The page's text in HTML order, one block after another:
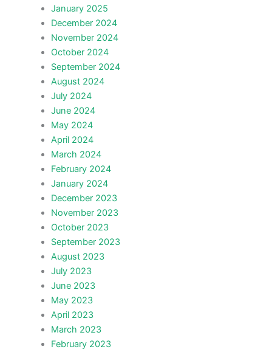
January 2025
December 2024
November 2024
October 2024
September 2024
August 2024
July 2024
June 2024
May 2024
April 2024
March 2024
February 2024
January 2024
December 2023
November 2023
October 2023
September 2023
August 2023
July 2023
June 2023
May 2023
April 2023
March 2023
February 2023